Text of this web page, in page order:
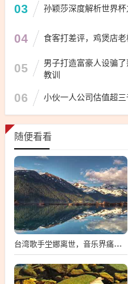
03 孙颖莎深度解析世界
04 食客打差评，鸡煲店老
05
男子打造富豪人设骗
教训
06 小伙一人公司估值超
随便看看
台湾歌手坣娜离世，音乐界痛失璀璨之星